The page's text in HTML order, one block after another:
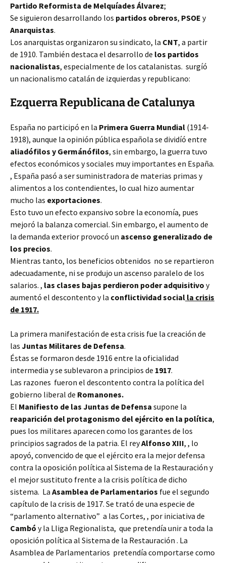
Partido Reformista de Melquíades Álvarez;
Se siguieron desarrollando los partidos obreros, PSOE y
Anarquistas.
Los anarquistas organizaron su sindicato, la CNT, a partir
de 1910. También destaca el desarrollo de los partidos
nacionalistas, especialmente de los catalanistas. surgíó
un nacionalismo catalán de izquierdas y republicano:
Ezquerra Republicana de Catalunya
España no participó en la Primera Guerra Mundial (1914-
1918), aunque la opinión pública española se dividíó entre
aliadófilos y Germánófilos, sin embargo, la guerra tuvo
efectos económicos y sociales muy importantes en España.
, España pasó a ser suministradora de materias primas y
alimentos a los contendientes, lo cual hizo aumentar
mucho las exportaciones.
Esto tuvo un efecto expansivo sobre la economía, pues
mejoró la balanza comercial. Sin embargo, el aumento de
la demanda exterior provocó un ascenso generalizado de
los precios.
Mientras tanto, los beneficios obtenidos no se repartieron
adecuadamente, ni se produjo un ascenso paralelo de los
salarios. , las clases bajas perdieron poder adquisitivo y
aumentó el descontento y la conflictividad social la crisis
de 1917.
La primera manifestación de esta crisis fue la creación de
las Juntas Militares de Defensa.
Éstas se formaron desde 1916 entre la oficialidad
intermedia y se sublevaron a principios de 1917.
Las razones fueron el descontento contra la política del
gobierno liberal de Romanones.
El Manifiesto de las Juntas de Defensa supone la
reaparición del protagonismo del ejército en la política,
pues los militares aparecen como los garantes de los
principios sagrados de la patria. El reyAlfonso XIII, , lo
apoyó, convencido de que el ejército era la mejor defensa
contra la oposición política al Sistema de la Restauración y
el mejor sustituto frente a la crisis política de dicho
sistema. La Asamblea de Parlamentarios fue el segundo
capítulo de la crisis de 1917. Se trató de una especie de
“parlamento alternativo” a las Cortes, , por iniciativa de
Cambó y la Lliga Regionalista, que pretendía unir a toda la
oposición política al Sistema de la Restauración . La
Asamblea de Parlamentarios pretendía comportarse como